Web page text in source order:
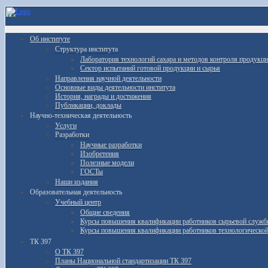
Об институте
Структура института
Лаборатория технологий сахара и методов контроля
Сектор испытаний готовой продукции и сырья
Направления научной деятельности
Основные виды деятельности института
История, награды и достижения
Публикации, доклады
Научно-техническая деятельность
Услуги
Разработки
Научные разработки
Изобретения
Полезные модели
ГОСТы
Наши издания
Образовательная деятельность
Учебный центр
Общие сведения
Курсы повышения квалификации работников сырьевой
Курсы повышения квалификации работников
ТК 397
О ТК 397
Планы Национальной стандартизации ТК 397